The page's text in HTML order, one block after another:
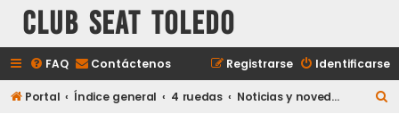
Club Seat Toledo
FAQ Contáctenos Identificarse
Registrarse
Portal Índice general 4 ruedas Noticias y novedades del mundo del motor